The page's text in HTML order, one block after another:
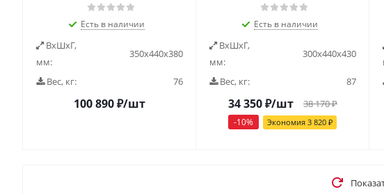
Есть в наличии
ВxШxГ,
мм:
350x440x380
Вес, кг: 76
100 890₽/шт
Есть в наличии
ВxШxГ,
мм:
300х440х430
Вес, кг: 87
34 350₽/шт 38 170₽
-10% Экономия 3 820 ₽